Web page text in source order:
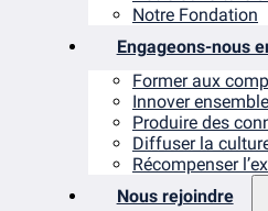
Notre Fondation
Engageons-nous
Former aux
Innover ensemble
Produire des
Diffuser la
Récompenser
Nous rejoindre